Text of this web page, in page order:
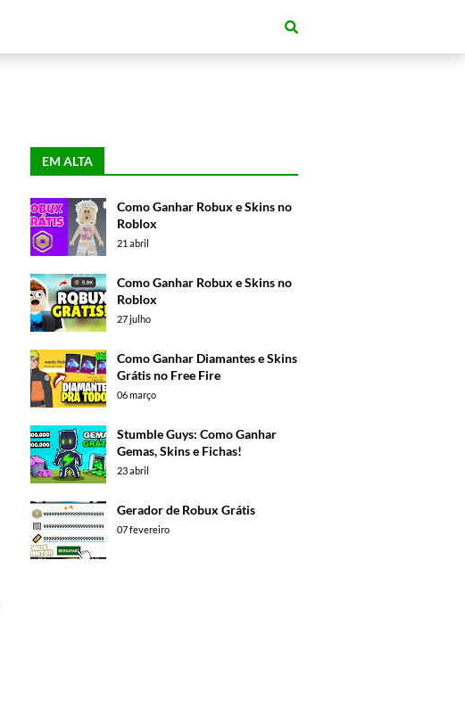
EM ALTA
Como Ganhar Robux e Skins no
Roblox
21 abril
Como Ganhar Robux e Skins no
Roblox
27 julho
Como Ganhar Diamantes e Skins
Grátis no Free Fire
06 março
Stumble Guys: Como Ganhar
Gemas, Skins e Fichas!
23 abril
Gerador de Robux Grátis
07 fevereiro